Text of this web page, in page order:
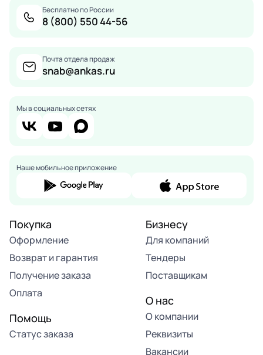
Бесплатно по России
8 (800) 550 44-56
Почта отдела продаж
snab@ankas.ru
Мы в социальных сетях
Наше мобильное приложение
Покупка
Оформление
Возврат и гарантия
Получение заказа
Оплата
Помощь
Статус заказа
Бизнесу
Для компаний
Тендеры
Поставщикам
О нас
О компании
Реквизиты
Вакансии